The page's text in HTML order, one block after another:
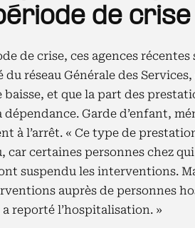
de crise
de crise, ces agences
du réseau Générale des
baisse, et que la part des
dépendance. Garde d’enfant,
à l’arrêt. « Ce type de
car certaines personnes chez
suspendu les interventions.
auprès de personnes
reporté l’hospitalisation. »